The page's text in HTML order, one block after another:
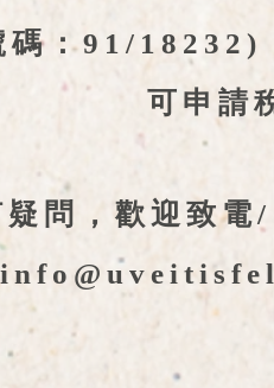
：91/18232)
可申請
疑問，歡迎致